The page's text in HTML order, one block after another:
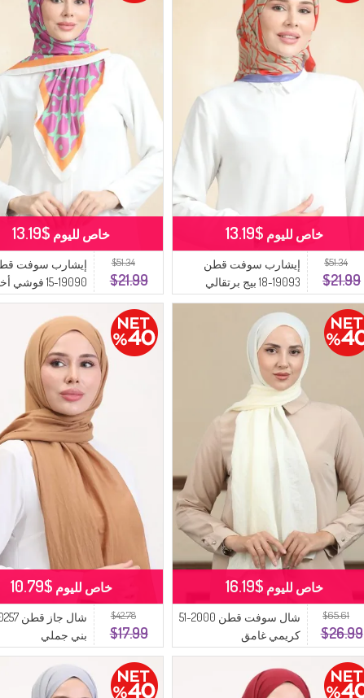
$51.34
$21.99
إيشارب سوفت قطن
19093-18 بيج برتقالي
خاص لليوم $13.19
$51.34
$21.99
إيشارب سوفت
19090-15 فوشي أخضر
خاص لليوم $13.19
$65.61
$26.99
شال سوفت قطن 2000-51
كريمي غامق
خاص لليوم $16.19
$42.78
$17.99
بني جملي
خاص لليوم $10.79